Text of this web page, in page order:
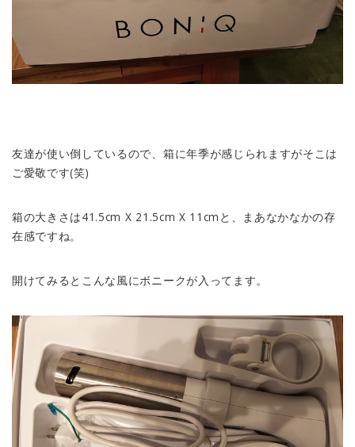
友達が使い倒しているので、箱に年季が感じられますがそこは
ご愛敬です(笑)
箱の大きさは41.5cm X 21.5cm X 11cmと、まあなかなかの存
在感ですね。
開けてみるとこんな風にボニークが入ってます。